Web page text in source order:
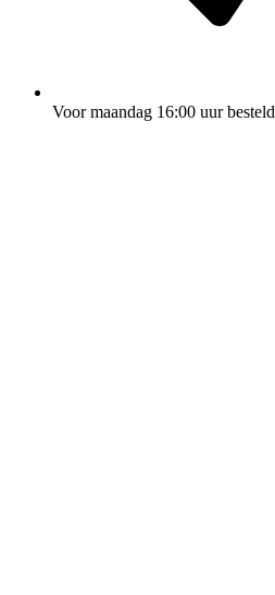
Voor maandag 16:00 uur besteld